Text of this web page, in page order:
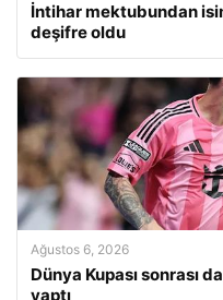
İntihar mektubundan
deşifre oldu
Ağustos 6, 2026
Dünya Kupası sonrası
yaptı